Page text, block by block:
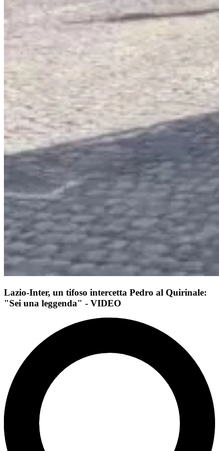
Lazio-Inter, un tifoso intercetta Pedro al Quirinale:
"Sei una leggenda" - VIDEO